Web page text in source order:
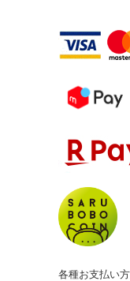
各種お支払い